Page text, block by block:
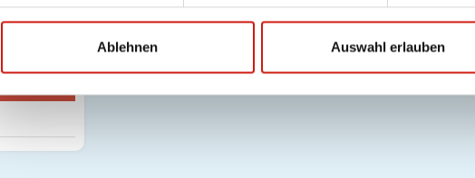
Ablehnen Auswahl erlauben